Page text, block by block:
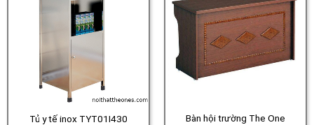
Tủ y tế inox TYT01I430
Bàn hội trường The One